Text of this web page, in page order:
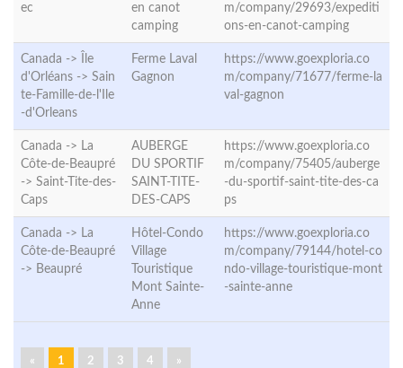
ec
en canot
camping
m/company/29693/expediti
ons-en-canot-camping
Canada -> Île
d'Orléans -> Sain
te-Famille-de-l'Ile
-d'Orleans
Ferme Laval
Gagnon
https://www.goexploria.co
m/company/71677/ferme-la
val-gagnon
Canada -> La
Côte-de-Beaupré
-> Saint-Tite-des-
Caps
AUBERGE
DU SPORTIF
SAINT-TITE-
DES-CAPS
https://www.goexploria.co
m/company/75405/auberge
-du-sportif-saint-tite-des-ca
ps
Canada -> La
Côte-de-Beaupré
-> Beaupré
Hôtel-Condo
Village
Touristique
Mont Sainte-
Anne
https://www.goexploria.co
m/company/79144/hotel-co
ndo-village-touristique-mont
-sainte-anne
« 1 2 3 4 »